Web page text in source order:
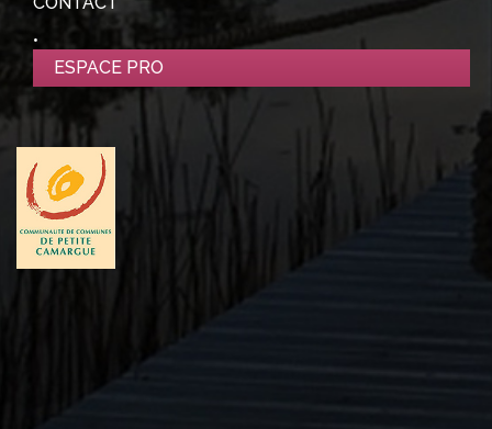
ESPACE PRO